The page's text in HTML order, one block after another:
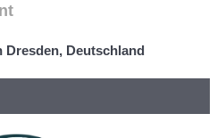
Dresden, Deutschland